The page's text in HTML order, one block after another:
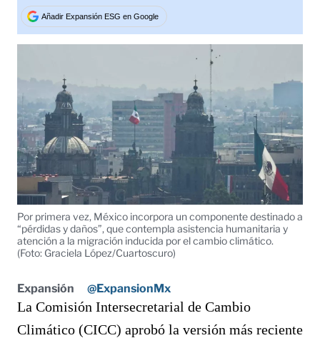
Añadir Expansión ESG en Google
Por primera vez, México incorpora un componente destinado a
“pérdidas y daños”, que contempla asistencia humanitaria y
atención a la migración inducida por el cambio climático.
(Foto: Graciela López/Cuartoscuro)
Expansión @ExpansionMx
La Comisión Intersecretarial de Cambio
Climático (CICC) aprobó la versión más reciente